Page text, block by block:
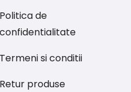
Politica de
confidentialitate
Termeni si conditii
Retur produse